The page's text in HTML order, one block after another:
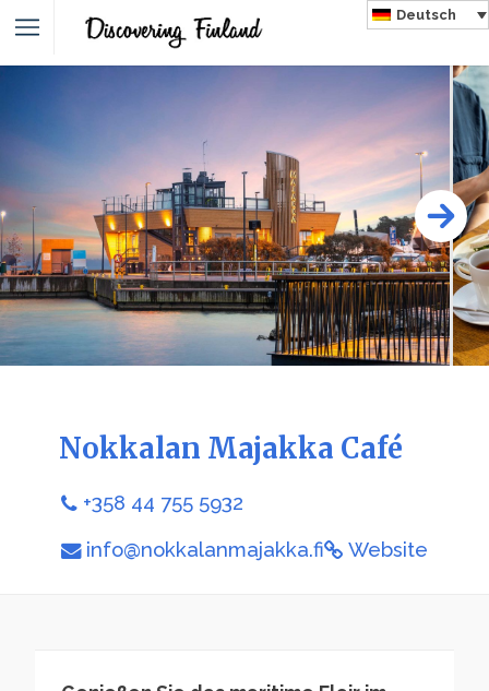
Deutsch
Nokkalan Majakka Café
+358 44 755 5932
info@nokkalanmajakka.fi Website